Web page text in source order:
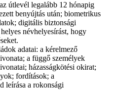
útlevél legalább 12 hónapig
benyújtás után; biometrikus
digitális biztonsági
névhelyesírást, hogy
adatai: a kérelmező
a függő személyek
házasságkötési okirat;
fordítások; a
leírása a rokonsági